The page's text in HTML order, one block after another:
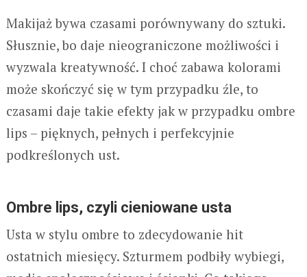
Makijaż bywa czasami porównywany do sztuki.
Słusznie, bo daje nieograniczone możliwości i
wyzwala kreatywność. I choć zabawa kolorami
może skończyć się w tym przypadku źle, to
czasami daje takie efekty jak w przypadku ombre
lips – pięknych, pełnych i perfekcyjnie
podkreślonych ust.
Ombre lips, czyli cieniowane usta
Usta w stylu ombre to zdecydowanie hit
ostatnich miesięcy. Szturmem podbiły wybiegi,